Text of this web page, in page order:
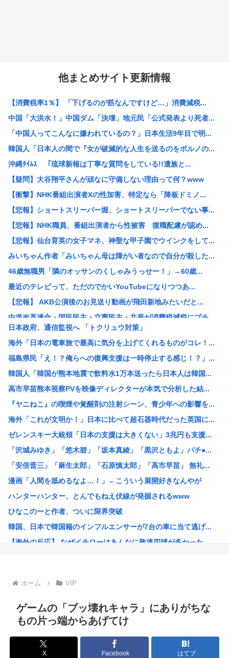
他まとめサイト更新情報
【消費税率1％】 「下げるのが筋なんですけど…」消費減税...
中国「大洪水！」中国ダム「決壊」地元民「公式発表より死者...
「中国人ってこんなに嫌われているの？」日本生活9年目で明...
韓国人「日本人の間で『女が破滅的な人生を送るのをポルノの...
沖縄ﾀｲﾑｽ 「琉球新報は丁寧な質問をしている!!遺族と...
【疑問】大谷翔平さんが頑なに守備しない理由って何？www
【衝撃】NHK番組出演者Xの性加害、特定なら「降板ドミノ...
【悲報】ショートスリーパー堀、ショートスリーパーでない事...
【悲報】NHK職員、番組出演者から性被害 復職配慮が認め...
【悲報】仙台育英の女子マネ、神聖な甲子園でウインクをして...
みいちゃん作者「みいちゃん母は障がい者なので自分が殺した...
46歳無職男「隣のオッサンのくしゃみうっせー！」→60歳...
最近のテレビって、ただのでかいYouTubeになりつつあ...
【悲報】 AKB公演後のお見送り動画が飛田新地みたいだと...
中道改革連合・国民民主・立憲民主・共産が消費税減税にブチ...
中国「アメリカさぁ、調子乗ってるからお前らが頼ってる軍用...
韓国人の対日好感度が過去最高に、「ノージャパン」は終わっ...
【画像】元ジャンポケ・斉藤慎二被告の妻・瀬戸サオリがイン...
スペースX、株価大暴落
柳葉敏郎の代表作、「踊る大捜査線しかない」
産経新聞、東北で新聞発行休止へ
【衝撃】JKの従姉妹が泊まりに来た結果www
【速報】なぜか読める画像が発見されるwww
【衝撃】清水アキラさんの息子・清水良太郎さん死去で落語家...
【困惑】ミセスグリーンアップルさんってもう落ち目なんか？...
特定外来カミキリムシに1匹300円の賞金をかけた高崎市、...
【朗報】 消費減税、閣議決定 来年4月から2年間1％に
まんさん被災地に手作りおにぎりを出荷www
毎年恒例の中国大洪水。湖北省秭帰県の現在の様子がこちら
日本政府、通信監視へ 「トクリュウ対策」
海外「日本の電車旅で最高に気分を上げてくれるものがコレ！...
福島県民「え！？俺らへの復興支援は一時停止する感じ！？」...
韓国人「韓国が熊本地震で飲料水1万本送ったら日本人は韓国...
高市早苗熊本視察PVを映像ディレクターが本気で分析した結...
『ヤニねこ』の喫煙や覚醒剤の注射シーン、青少年への影響を...
海外「これが文明か！」日本に比べて超石器時代だった英国に...
ゼレンスキー大統領「日本の支援は大きくない」3兆円も支援...
「沢城みゆき」「悠木碧」「坂本真綾」「黒沢ともよ」パチ●...
「安倍晋三」「麻生太郎」「石原慎太郎」「高市早苗」 無礼...
漫画「人間を舐めるなよ…！」←こういう展開好きなんやが
ハンターハンター、とんでもねえ伏線が発掘されるwww
ひなこのーと作者、ついに限界突破
韓国、日本で韓国籍のインフルエンサーが7台の車に当て逃げ...
【海外の反応】 なぜイチローはあんなに敬遠四球が多かった...
「ムクゲェジ漫画」ガチでリアルだったwww
【原爆の日】へいわをかえせ
みい山、あんだけ騒ぎになってるのに未だにどこのメディアも...
日本人「うちの犬、たまたまついてきた八百屋で一目惚れした...
ホーム VIP
ゲームの「ブッ壊れキャラ」にありがちな
もの片っ端からあげてけ
X Facebook はてブ